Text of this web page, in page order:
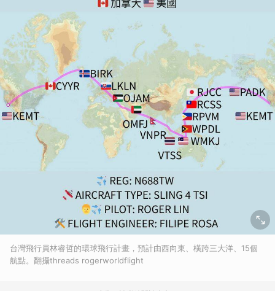
台灣飛行員林睿哲的環球飛行計畫，預計由西向東、橫跨三大洋、15個
航點。翻攝threads rogerworldflight